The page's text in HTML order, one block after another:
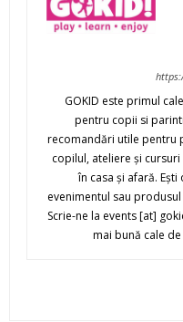
GOKID este primul
pentru copii si
recomandări utile pentru
copilul, ateliere şi
în casa şi afară.
evenimentul sau
Scrie-ne la events [at]
mai bună cale